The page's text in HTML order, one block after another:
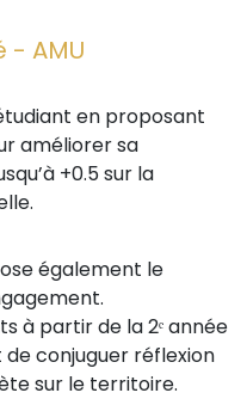
- AMU
en proposant
améliorer sa
+0.5 sur la
également le
à partir de la 2ᵉ année
conjuguer réflexion
sur le territoire.